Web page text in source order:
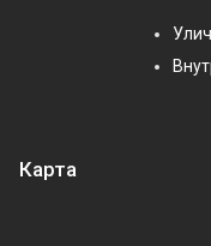
Карта